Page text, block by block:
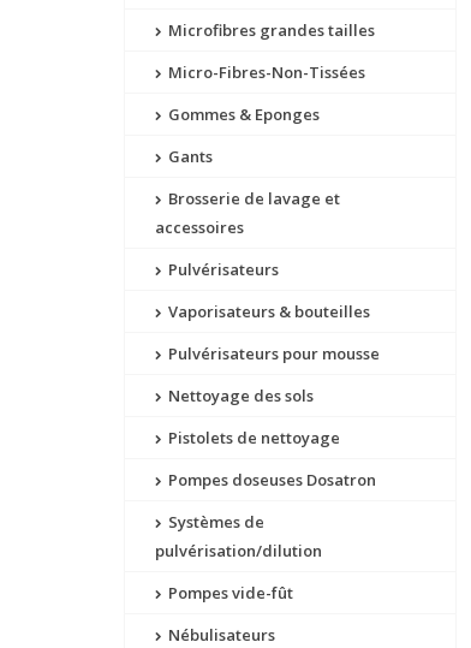
Microfibres grandes tailles
Micro-Fibres-Non-Tissées
Gommes & Eponges
Gants
Brosserie de lavage et
accessoires
Pulvérisateurs
Vaporisateurs & bouteilles
Pulvérisateurs pour mousse
Nettoyage des sols
Pistolets de nettoyage
Pompes doseuses Dosatron
Systèmes de
pulvérisation/dilution
Pompes vide-fût
Nébulisateurs